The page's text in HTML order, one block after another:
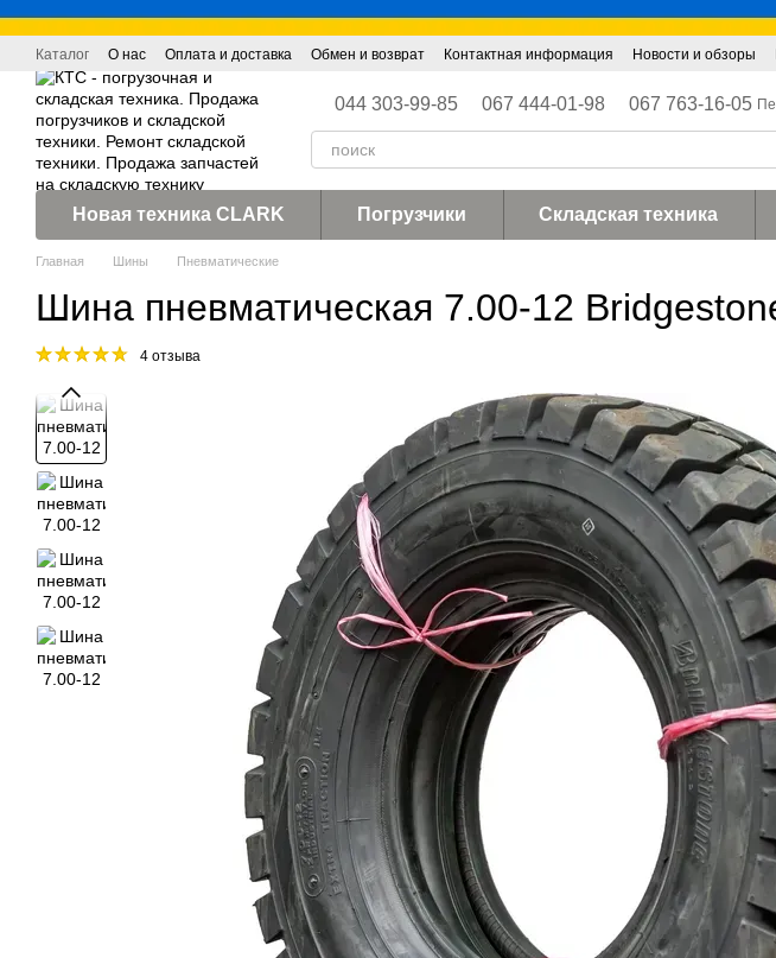
Перейти к основному контенту
Каталог О нас Оплата и доставка Обмен и возврат Контактная информация Новости и обзоры
044 303-99-85 067 444-01-98 067 763-16-05
Новая техника CLARK Погрузчики Складская техника
Главная Шины Пневматические
Шина пневматическая 7.00-12
4 отзыва